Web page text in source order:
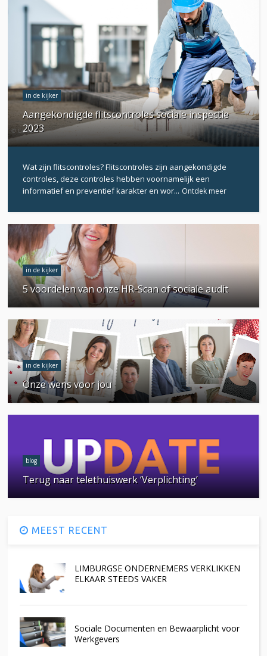
in de kijker
Aangekondigde flitscontroles sociale inspectie
2023
Wat zijn flitscontroles? Flitscontroles zijn aangekondigde
controles, deze controles hebben voornamelijk een
informatief en preventief karakter en wor... Ontdek meer
in de kijker
5 voordelen van onze HR-Scan of sociale audit
in de kijker
Onze wens voor jou
blog
Terug naar telethuiswerk ‘Verplichting’
MEEST RECENT
LIMBURGSE ONDERNEMERS VERKLIKKEN
ELKAAR STEEDS VAKER
Sociale Documenten en Bewaarplicht voor
Werkgevers